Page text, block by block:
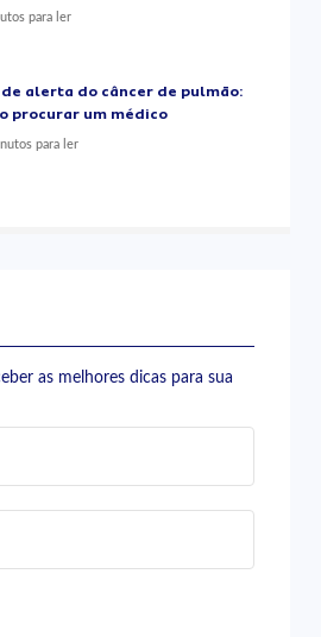
para ler
alerta do câncer de pulmão:
procurar um médico
para ler
as melhores dicas para sua